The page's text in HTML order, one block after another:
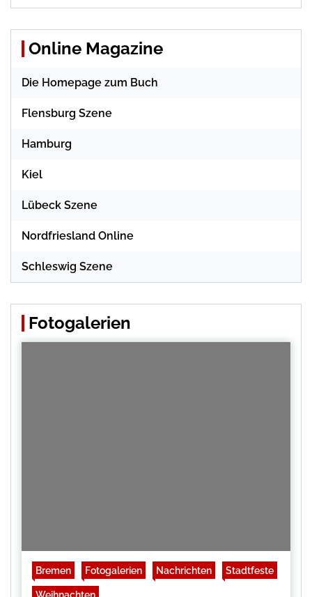
Online Magazine
Die Homepage zum Buch
Flensburg Szene
Hamburg
Kiel
Lübeck Szene
Nordfriesland Online
Schleswig Szene
Fotogalerien
Bremen Fotogalerien Nachrichten Stadtfeste
Weihnachten